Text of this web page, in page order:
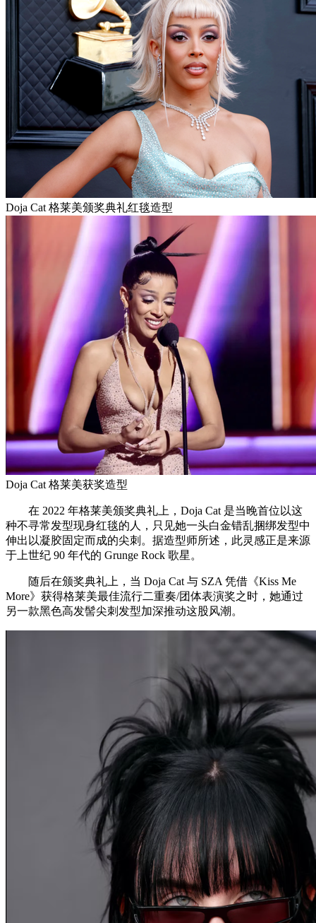
Doja Cat 格莱美颁奖典礼红毯造型
Doja Cat 格莱美获奖造型
在 2022 年格莱美颁奖典礼上，Doja Cat 是当晚首位以这
种不寻常发型现身红毯的人，只见她一头白金错乱捆绑发型中
伸出以凝胶固定而成的尖刺。据造型师所述，此灵感正是来源
于上世纪 90 年代的 Grunge Rock 歌星。
随后在颁奖典礼上，当 Doja Cat 与 SZA 凭借《Kiss Me
More》获得格莱美最佳流行二重奏/团体表演奖之时，她通过
另一款黑色高发髻尖刺发型加深推动这股风潮。